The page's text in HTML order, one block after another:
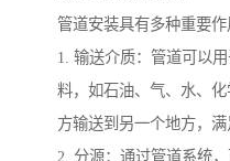
管道安装具有多种重要作
1. 输送介质：管道可以
料，如石油、气、水、
方输送到另一个地方，满
2. 分源：通过管道系统